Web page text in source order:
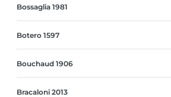
Bossaglia 1981
Botero 1597
Bouchaud 1906
Bracaloni 2013